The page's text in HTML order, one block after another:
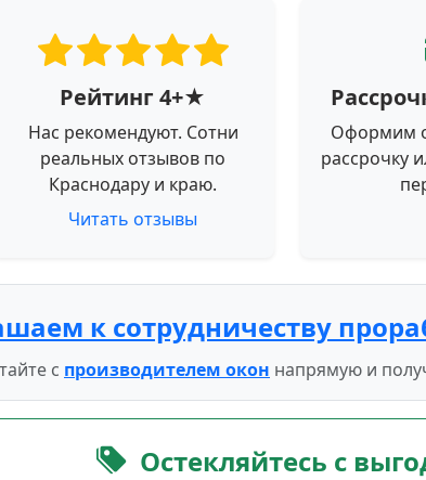
Рейтинг 4+★
Нас рекомендуют. Сотни
реальных отзывов по
Краснодару и краю.
Читать отзывы
Оформим
рассрочку
к сотрудничеству
с производителем окон напрямую и
Остекляйтесь с